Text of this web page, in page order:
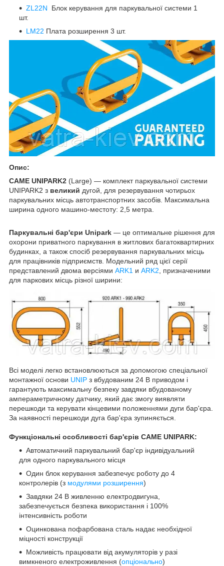
ZL22N Блок керування для паркувальної системи 1
шт.
LM22 Плата розширення 3 шт.
Опис:
CAME UNIPARK2 (Large) — комплект паркувальної системи
UNIPARK2 з великий дугой, для резервування чотирьох
паркувальних місць автотранспортних засобів. Максимальна
ширина одного машино-местоту: 2,5 метра.
Паркувальні бар'єри Unipark — це оптимальне рішення для
охорони приватного паркування в житлових багатоквартирних
будинках, а також спосіб резервування паркувальних місць
для працівників підприємств. Модельний ряд цієї серії
представлений двома версіями ARK1 и ARK2 , призначеними
для паркових місць різної ширини:
Всі моделі легко встановлюються за допомогою спеціальної
монтажної основи UNIP з вбудованим 24 В приводом і
гарантують максимальну безпеку завдяки вбудованому
ампераметричному датчику, який дає змогу виявляти
перешкоди та керувати кінцевими положеннями дуги бар'єра.
За наявності перешкоди дуга бар'єра зупиняється.
Функціональні особливості бар'єрів CAME UNIPARK:
Автоматичний паркувальний бар'єр індивідуальний
для одного паркувального місця
Один блок керування забезпечує роботу до 4
контролерів (з модулями розширення)
Завдяки 24 В живленню електродвигуна,
забезпечується безпека використання і 100%
інтенсивність роботи
Оцинкована пофарбована сталь надає необхідної
міцності конструкції
Можливість працювати від акумуляторів у разі
вимкненого електроживлення (опціонально)